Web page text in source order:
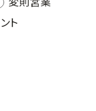
ト